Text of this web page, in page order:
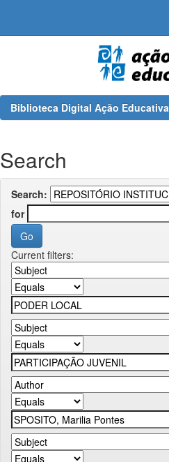
Biblioteca Digital Ação Educativa
Search
Search:
for
Current filters: